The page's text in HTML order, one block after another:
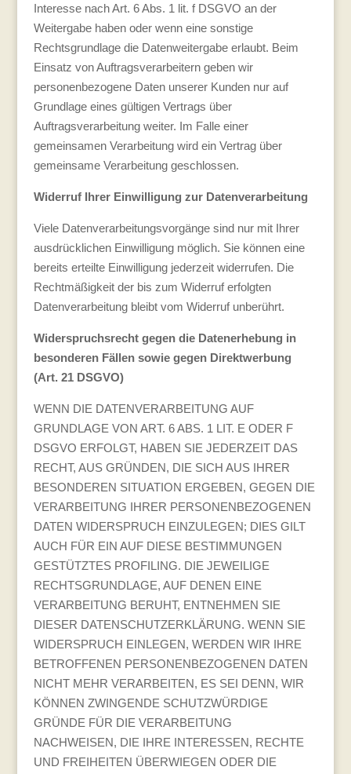
Interesse nach Art. 6 Abs. 1 lit. f DSGVO an der
Weitergabe haben oder wenn eine sonstige
Rechtsgrundlage die Datenweitergabe erlaubt. Beim
Einsatz von Auftragsverarbeitern geben wir
personenbezogene Daten unserer Kunden nur auf
Grundlage eines gültigen Vertrags über
Auftragsverarbeitung weiter. Im Falle einer
gemeinsamen Verarbeitung wird ein Vertrag über
gemeinsame Verarbeitung geschlossen.
Widerruf Ihrer Einwilligung zur Datenverarbeitung
Viele Datenverarbeitungsvorgänge sind nur mit Ihrer
ausdrücklichen Einwilligung möglich. Sie können eine
bereits erteilte Einwilligung jederzeit widerrufen. Die
Rechtmäßigkeit der bis zum Widerruf erfolgten
Datenverarbeitung bleibt vom Widerruf unberührt.
Widerspruchsrecht gegen die Datenerhebung in
besonderen Fällen sowie gegen Direktwerbung
(Art. 21 DSGVO)
WENN DIE DATENVERARBEITUNG AUF
GRUNDLAGE VON ART. 6 ABS. 1 LIT. E ODER F
DSGVO ERFOLGT, HABEN SIE JEDERZEIT DAS
RECHT, AUS GRÜNDEN, DIE SICH AUS IHRER
BESONDEREN SITUATION ERGEBEN, GEGEN DIE
VERARBEITUNG IHRER PERSONENBEZOGENEN
DATEN WIDERSPRUCH EINZULEGEN; DIES GILT
AUCH FÜR EIN AUF DIESE BESTIMMUNGEN
GESTÜTZTES PROFILING. DIE JEWEILIGE
RECHTSGRUNDLAGE, AUF DENEN EINE
VERARBEITUNG BERUHT, ENTNEHMEN SIE
DIESER DATENSCHUTZERKLÄRUNG. WENN SIE
WIDERSPRUCH EINLEGEN, WERDEN WIR IHRE
BETROFFENEN PERSONENBEZOGENEN DATEN
NICHT MEHR VERARBEITEN, ES SEI DENN, WIR
KÖNNEN ZWINGENDE SCHUTZWÜRDIGE
GRÜNDE FÜR DIE VERARBEITUNG
NACHWEISEN, DIE IHRE INTERESSEN, RECHTE
UND FREIHEITEN ÜBERWIEGEN ODER DIE